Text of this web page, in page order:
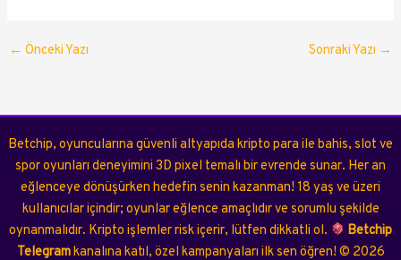
← Önceki Yazı Sonraki Yazı →
Betchip, oyuncularına güvenli altyapıda kripto para ile bahis, slot ve
spor oyunları deneyimini 3D pixel temalı bir evrende sunar. Her an
eğlenceye dönüşürken hedefin senin kazanman! 18 yaş ve üzeri
kullanıcılar içindir; oyunlar eğlence amaçlıdır ve sorumlu şekilde
oynanmalıdır. Kripto işlemler risk içerir, lütfen dikkatli ol.
Betchip
Telegramkanalına katıl, özel kampanyaları ilk sen öğren! © 2026